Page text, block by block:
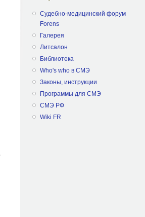
Судебно-медицинский форум
Forens
Галерея
Литсалон
Библиотека
Who's who в СМЭ
Законы, инструкции
Программы для СМЭ
СМЭ РФ
Wiki FR